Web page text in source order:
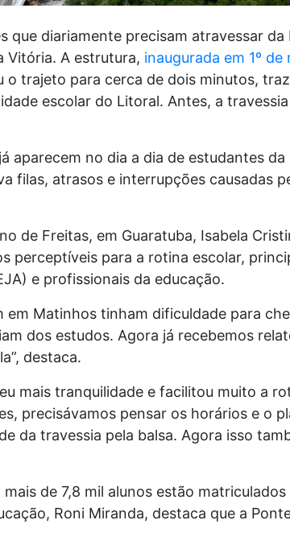
diariamente precisam atravessar da
Vitória. A estrutura, inaugurada em 1º de
trajeto para cerca de dois minutos,
escolar do Litoral. Antes, a
aparecem no dia a dia de estudantes da
filas, atrasos e interrupções causadas
de Freitas, em Guaratuba, Isabela
perceptíveis para a rotina escolar,
e profissionais da educação.
em Matinhos tinham dificuldade para
dos estudos. Agora já recebemos
destaca.
mais tranquilidade e facilitou muito a
precisávamos pensar os horários e o
da travessia pela balsa. Agora isso
de 7,8 mil alunos estão
Roni Miranda, destaca que a